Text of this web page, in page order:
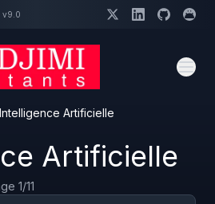
v9.0
Intelligence Artificielle
Artificielle
1/11
?